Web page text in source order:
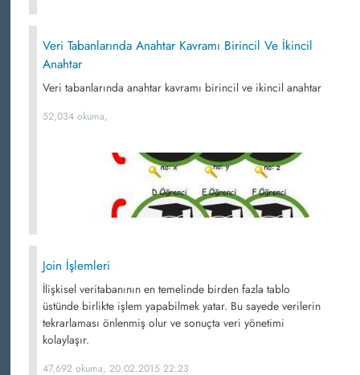
Veri Tabanlarında Anahtar Kavramı Birincil Ve İkincil
Anahtar
Veri tabanlarında anahtar kavramı birincil ve ikincil anahtar
52,034 okuma,
Join İşlemleri
İlişkisel veritabanının en temelinde birden fazla tablo
üstünde birlikte işlem yapabilmek yatar. Bu sayede verilerin
tekrarlaması önlenmiş olur ve sonuçta veri yönetimi
kolaylaşır.
47,692 okuma, 20.02.2015 22:23